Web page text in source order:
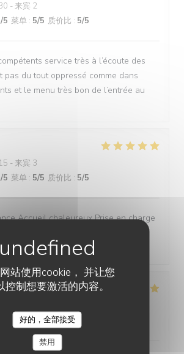
站使用cookie， 并让您
控制想要激活的内容。
好的，全部接受
禁用
- 来宾 2
/5 菜单 : 5/5 质价比 : 5/5
service très à l’écoute des
pas du tout oppressé comme dans
et le menu très bon de l’entrée au
- 来宾 3
/5 菜单 : 5/5 质价比 : 5/5
Accueil chaleureux Prise en charge
qualité/prix Assiettes copieuses et
菜单:5 /5 质价比: